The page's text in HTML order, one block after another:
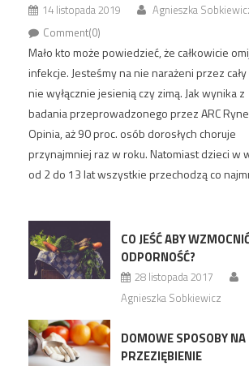
14 listopada 2019
Agnieszka
Comment(0)
Mało kto może powiedzieć, że całkowicie
infekcje. Jesteśmy na nie narażeni przez
nie wyłącznie jesienią czy zimą. Jak wynika z
badania przeprowadzonego przez ARC
Opinia, aż 90 proc. osób dorosłych choruje
przynajmniej raz w roku. Natomiast dzieci w
od 2 do 13 lat wszystkie przechodzą co
CO JEŚĆ ABY
ODPORNOŚĆ?
28 listopada 2017
Agnieszka Sobkiewicz
DOMOWE SPOSOBY NA
PRZEZIĘBIENIE